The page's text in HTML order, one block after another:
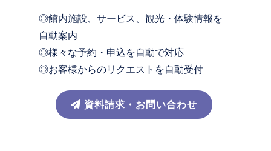
◎館内施設、サービス、観光・体験情報を
自動案内
◎様々な予約・申込を自動で対応
◎お客様からのリクエストを自動受付
資料請求・お問い合わせ